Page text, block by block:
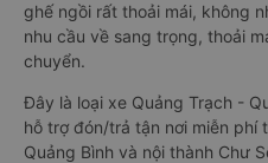
ghế ngồi rất thoải mái, không
nhu cầu về sang trọng, thoải
chuyển.
Đây là loại xe Quảng Trạch -
hỗ trợ đón/trả tận nơi miễn phí
Quảng Bình và nội thành Chư